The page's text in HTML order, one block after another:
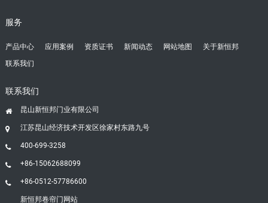
服务
产品中心 应用案例 资质证书 新闻动态 网站地图
关于新恒邦
联系我们
联系我们
昆山新恒邦门业有限公司
江苏昆山经济技术开发区徐家村东路九号
400-699-3258
+86-15062688099
+86-0512-57786600
新恒邦卷帘门网站